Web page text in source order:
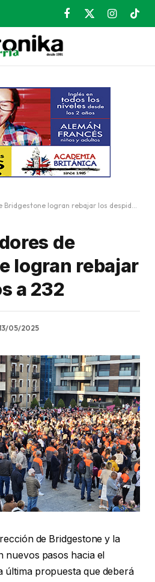
Facebook
X
Instagram
logran rebajar los despidos a 232
de
logran rebajar
a 232
05/2025
de Bridgestone y la
nuevos pasos hacia el
última propuesta que deberá